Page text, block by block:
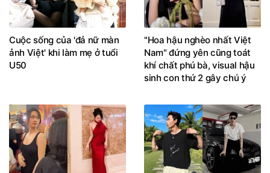
Cuộc sống của 'đả nữ màn
ảnh Việt' khi làm mẹ ở tuổi
U50
"Hoa hậu nghèo nhất Việt
Nam" đứng yên cũng toát
khí chất phú bà, visual hậu
sinh con thứ 2 gây chú ý